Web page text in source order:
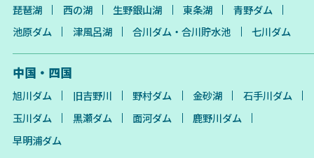
琵琶湖 西の湖 生野銀山湖 東条湖
青野ダム
池原ダム
津風呂湖 合川ダム・合川貯水池 七川ダム
中国・四国
旭川ダム 旧吉野川 野村ダム 金砂湖
石手川ダム
玉川ダム
黒瀬ダム 面河ダム
鹿野川ダム
早明浦ダム